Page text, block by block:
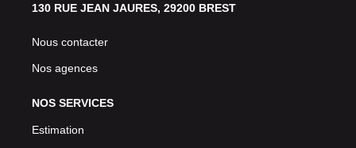
130 RUE JEAN JAURES, 29200 BREST
Nous contacter
Nos agences
NOS SERVICES
Estimation